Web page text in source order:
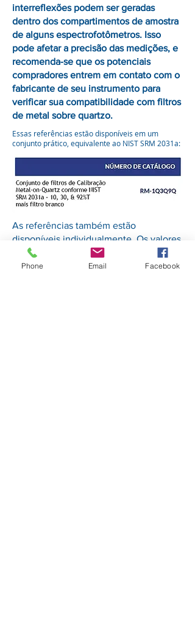
interreflexões podem ser geradas
dentro dos compartimentos de amostra
de alguns espectrofotômetros. Isso
pode afetar a precisão das medições, e
recomenda-se que os potenciais
compradores entrem em contato com o
fabricante de seu instrumento para
verificar sua compatibilidade com filtros
de metal sobre quartzo.
Essas referências estão disponíveis em um
conjunto prático, equivalente ao NIST SRM 2031a:
As referências também estão
disponíveis individualmente. Os valores
nominais certificados de
transmissão/absorbância e o número de
Phone Email Facebook